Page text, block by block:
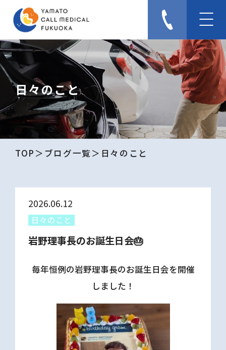
日々のこと
TOP ブログ一覧 日々のこと
2026.06.12
日々のこと
岩野理事長のお誕生日会🎂
毎年恒例の岩野理事長のお誕生日会を開催
しました！